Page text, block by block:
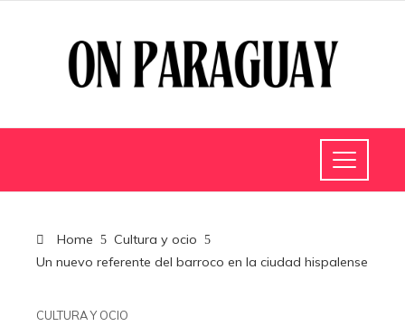
Home
Cultura y ocio
Un nuevo referente del barroco en la ciudad hispalense
CULTURA Y OCIO